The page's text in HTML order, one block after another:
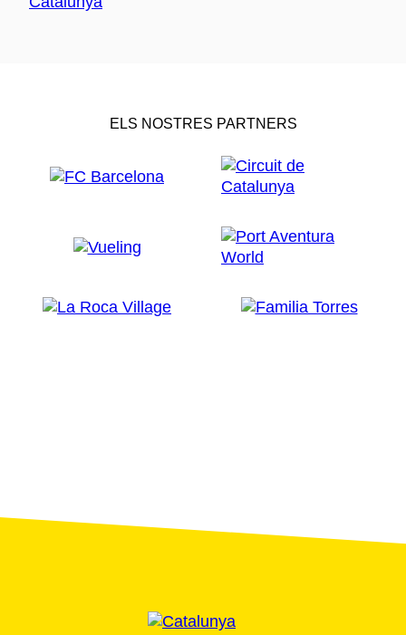
ELS NOSTRES PARTNERS